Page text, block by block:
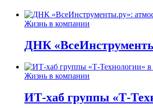
Жизнь в компании
ДНК
Жизнь в компании
ИТ-хаб группы «Т-